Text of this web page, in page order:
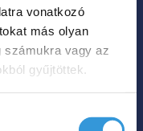
vonatkozó
más olyan
számukra vagy az
gyűjtöttek.